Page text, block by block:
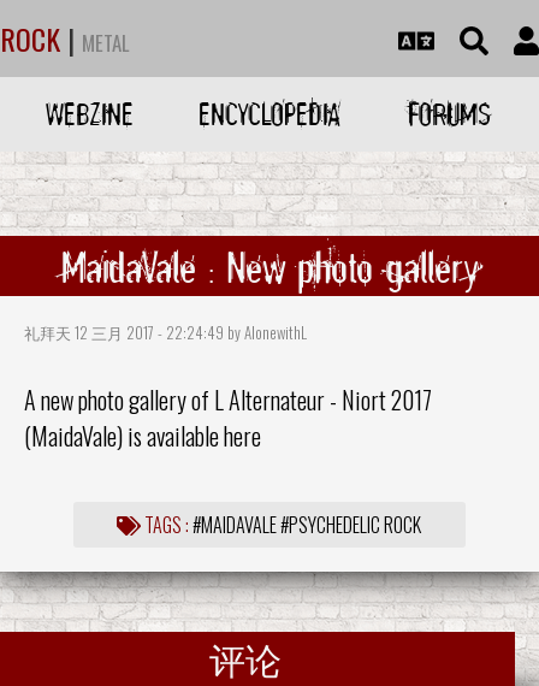
ROCK | METAL
WEBZINE ENCYCLOPEDIA FORUMS
MaidaVale : New photo gallery
礼拜天 12 三月 2017 - 22:24:49 by AlonewithL
A new photo gallery of L Alternateur - Niort 2017
(MaidaVale) is availablehere
TAGS :#MAIDAVALE#PSYCHEDELIC ROCK
评论